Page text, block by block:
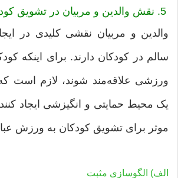
5. نقش والدین و مربیان در تشویق کودکان به ورزش
والدین و مربیان نقشی کلیدی در
سالم در کودکان دارند. برای اینکه
ورزشی علاقه‌مند شوند، لازم است که
یک محیط حمایتی و انگیزشی ایجاد
موثر برای تشویق کودکان به ورزش
الف) الگوسازی مثبت